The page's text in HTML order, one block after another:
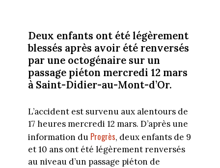
Deux enfants ont été légèrement
blessés après avoir été renversés
par une octogénaire sur un
passage piéton mercredi 12 mars
à Saint-Didier-au-Mont-d’Or.
L’accident est survenu aux alentours de
17 heures mercredi 12 mars. D’après une
information du Progrès, deux enfants de 9
et 10 ans ont été légèrement renversés
au niveau d’un passage piéton de